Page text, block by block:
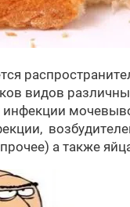
видов
а также